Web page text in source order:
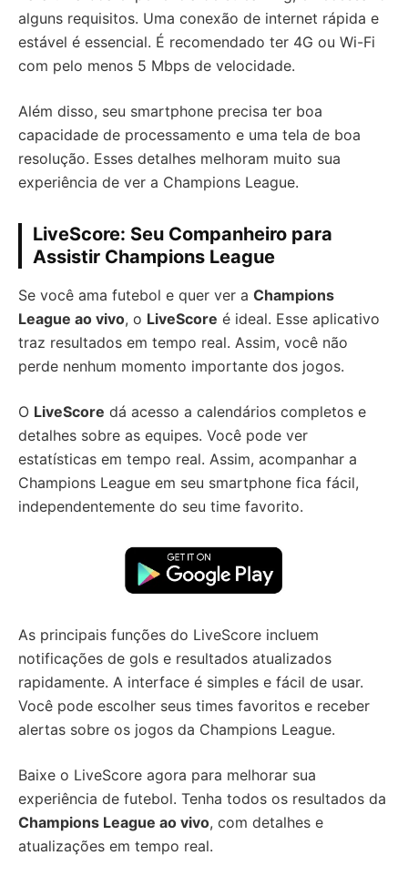
alguns requisitos. Uma conexão de internet rápida e
estável é essencial. É recomendado ter 4G ou Wi-Fi
com pelo menos 5 Mbps de velocidade.
Além disso, seu smartphone precisa ter boa
capacidade de processamento e uma tela de boa
resolução. Esses detalhes melhoram muito sua
experiência de ver a Champions League.
LiveScore: Seu Companheiro para
Assistir Champions League
Se você ama futebol e quer ver a Champions
League ao vivo, o LiveScore é ideal. Esse aplicativo
traz resultados em tempo real. Assim, você não
perde nenhum momento importante dos jogos.
O LiveScore dá acesso a calendários completos e
detalhes sobre as equipes. Você pode ver
estatísticas em tempo real. Assim, acompanhar a
Champions League em seu smartphone fica fácil,
independentemente do seu time favorito.
As principais funções do LiveScore incluem
notificações de gols e resultados atualizados
rapidamente. A interface é simples e fácil de usar.
Você pode escolher seus times favoritos e receber
alertas sobre os jogos da Champions League.
Baixe o LiveScore agora para melhorar sua
experiência de futebol. Tenha todos os resultados da
Champions League ao vivo, com detalhes e
atualizações em tempo real.